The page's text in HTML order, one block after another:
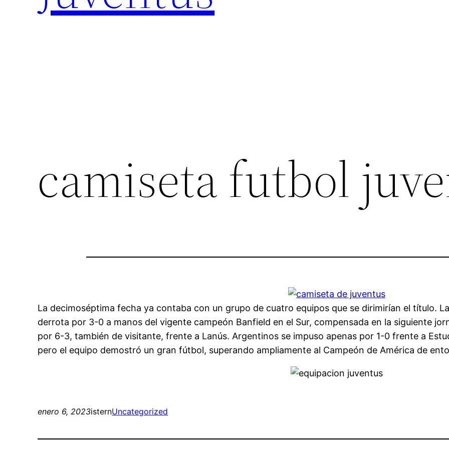
camiseta futbol
La decimoséptima fecha ya contaba con un grupo de cuatro equipos que se dirimirían el título.
derrota por 3-0 a manos del vigente campeón Banfield en el Sur, compensada en la siguiente
por 6-3, también de visitante, frente a Lanús. Argentinos se impuso apenas por 1-0 frente a
pero el equipo demostró un gran fútbol, superando ampliamente al Campeón de América de
enero 6, 2023isternUncategorized